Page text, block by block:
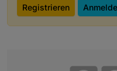
Registrieren